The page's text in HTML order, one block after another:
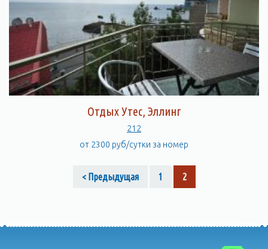
Отдых Утес, Эллинг
212
от 2300 руб/сутки за номер
< Предыдущая 1 2